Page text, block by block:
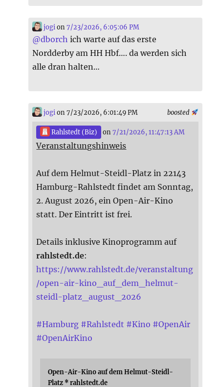
jogi on7/23/2026, 6:05:06 PM
@dborch ich warte auf das erste
Nordderby am HH Hbf…. da werden sich
alle dran halten…
boosted
jogi on 7/23/2026, 6:01:49 PM
Rahlstedt (Biz) on7/21/2026, 11:47:13 AM
Veranstaltungshinweis
Auf dem Helmut-Steidl-Platz in 22143
Hamburg-Rahlstedt findet am Sonntag,
2. August 2026, ein Open-Air-Kino
statt. Der Eintritt ist frei.
Details inklusive Kinoprogramm auf
rahlstedt.de:
https://www.rahlstedt.de/veranstaltung
/open-air-kino_auf_dem_helmut-
steidl-platz_august_2026
#Hamburg #Rahlstedt #Kino #OpenAir
#OpenAirKino
Open-Air-Kino auf dem Helmut-Steidl-
Platz * rahlstedt.de